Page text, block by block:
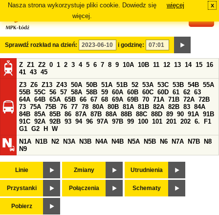
Nasza strona wykorzystuje pliki cookie. Dowiedz się
więcej.
więcej x
Sprawdź rozkład na dzień: i godzinę:
Z Z1 Z2 0 1 2 3 4 5 6 7 8 9 10A 10B 11 12 13 14 15 16
41 43 45
Z3 Z6 Z13 Z43 50A 50B 51A 51B 52 53A 53C 53B 54B 55A
55B 55C 56 57 58A 58B 59 60A 60B 60C 60D 61 62 63
64A 64B 65A 65B 66 67 68 69A 69B 70 71A 71B 72A 72B
73 75A 75B 76 77 78 80A 80B 81A 81B 82A 82B 83 84A
84B 85A 85B 86 87A 87B 88A 88B 88C 88D 89 90 91A 91B
91C 92A 92B 93 94 96 97A 97B 99 100 101 201 202 6.
F1
G1 G2 H
W
N1A
N1B N2 N3A N3B N4A N4B N5A N5B N6 N7A N7B
N8
N9
Linie Zmiany Utrudnienia
Przystanki Połączenia Schematy
Pobierz